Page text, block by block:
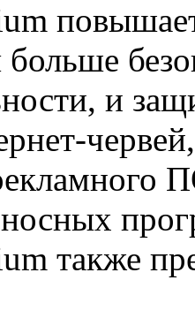
больше
и
также